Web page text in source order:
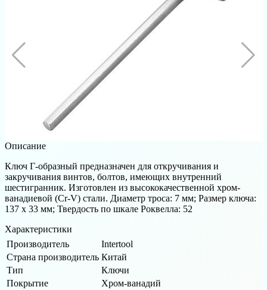
Описание
Ключ Г-образный предназначен для откручивания и
закручивания винтов, болтов, имеющих внутренний
шестигранник. Изготовлен из высококачественной хром-
ванадиевой (Cr-V) стали. Диаметр троса: 7 мм; Размер ключа:
137 х 33 мм; Твердость по шкале Роквелла: 52
Характеристики
Производитель
Intertool
Страна производитель Китай
Тип
Ключи
Покрытие
Хром-ванадий